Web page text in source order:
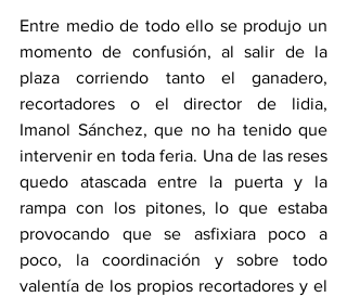
Entre medio de todo ello se produjo un
momento de confusión, al salir de la
plaza corriendo tanto el ganadero,
recortadores o el director de lidia,
Imanol Sánchez, que no ha tenido que
intervenir en toda feria. Una de las reses
quedo atascada entre la puerta y la
rampa con los pitones, lo que estaba
provocando que se asfixiara poco a
poco, la coordinación y sobre todo
valentía de los propios recortadores y el